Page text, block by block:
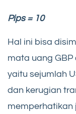
Pips = 10
Hal ini bisa
mata uang
yaitu sejumlah
dan kerugian
memperhatikan